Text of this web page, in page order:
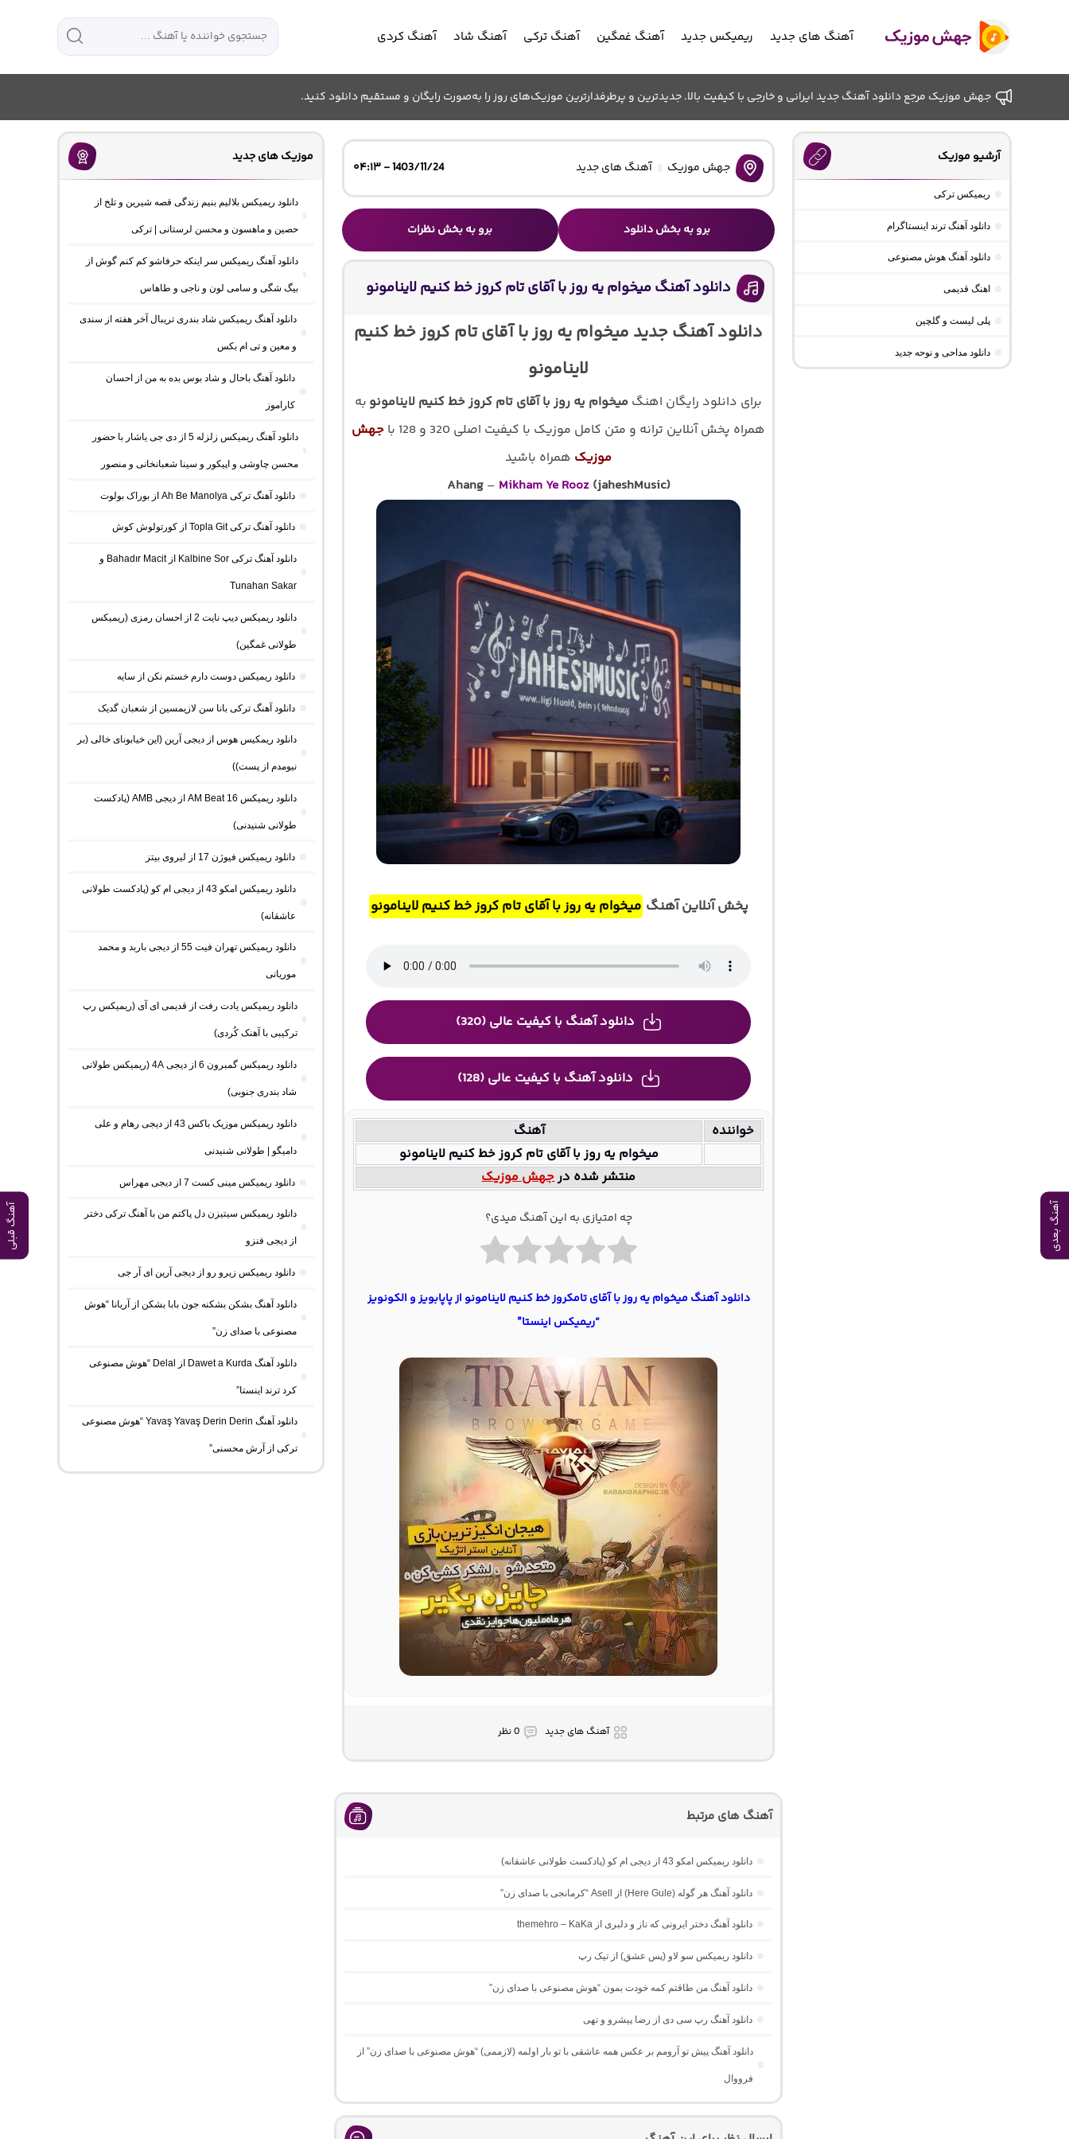
آهنگ بعدی آهنگ قبلی
آهنگ های جدید ریمیکس جدید آهنگ غمگین آهنگ ترکی آهنگ شاد آهنگ کردی
جهش موزیک مرجع دانلود آهنگ جدید ایرانی و خارجی با کیفیت بالا. جدیدترین و پرطرفدارترین موزیک‌های روز را به‌صورت رایگان و مستقیم دانلود کنید.
جهش موزیک آهنگ های جدید 1403/11/24 - ۰۴:۱۳
برو به بخش دانلود برو به بخش نظرات
دانلود آهنگ میخوام یه روز با آقای تام کروز خط کنیم لاینامونو
دانلود آهنگ جدید میخوام یه روز با آقای تام کروز خط کنیم
لاینامونو
برای دانلود رایگان اهنگ میخوام یه روز با آقای تام کروز خط کنیم لاینامونو به
همراه پخش آنلاین ترانه و متن کامل موزیک با کیفیت اصلی 320 و 128 با
جهش
موزیک همراه باشید
Ahang – Mikham Ye Rooz(jaheshMusic)
پخش آنلاین آهنگ میخوام یه روز با آقای تام کروز خط کنیم لاینامونو
دانلود آهنگ با کیفیت عالی (320)
دانلود آهنگ با کیفیت عالی (128)
خواننده
آهنگ
میخوام یه روز با آقای تام کروز خط کنیم لاینامونو
منتشر شده درجهش موزیک
چه امتیازی به این آهنگ میدی؟
دانلود آهنگ میخوام یه روز با آقای تامکروز خط کنیم لاینامونو از پاپابویز و الکونویز
“ریمیکس اینستا”
آهنگ های جدید 0 نظر
آهنگ های مرتبط
دانلود ریمیکس امکو 43 از دیجی ام کو (پادکست طولانی عاشقانه)
دانلود آهنگ هر گوله (Here Gule) از Asell “کرمانجی با صدای زن”
دانلود آهنگ دختر ایرونی که ناز و دلبری از themehro – KaKa
دانلود ریمیکس سو لاو (پس عشق) از تیک رپ
دانلود آهنگ من طاقتم کمه خودت بمون “هوش مصنوعی با صدای زن”
دانلود آهنگ رپ سی دی از رضا پیشرو و تهی
دانلود آهنگ پیش تو آرومم بر عکس همه عاشقی با تو بار اولمه (لازممی) “هوش مصنوعی با صدای زن” از
فرووال
آرشیو موزیک
ریمیکس ترکی
دانلود آهنگ ترند اینستاگرام
دانلود آهنگ هوش مصنوعی
اهنگ قدیمی
پلی لیست و گلچین
دانلود مداحی و نوحه جدید
موزیک های جدید
دانلود ریمیکس بلالیم بنیم زندگی قصه شیرین و تلخ از
حصین و ماهسون و محسن لرستانی | ترکی
دانلود آهنگ ریمیکس سر اینکه حرفاشو کم کنم گوش از
بیگ شگی و سامی لون و ناجی و طاهاس
دانلود آهنگ ریمیکس شاد بندری تریبال آخر هفته از سندی
و معین و تی ام بکس
دانلود آهنگ باحال و شاد بوس بده به من از احسان
کاراموز
دانلود آهنگ ریمیکس زلزله 5 از دی جی یاشار با حضور
محسن چاوشی و اپیکور و سینا شعبانخانی و منصور
دانلود آهنگ ترکی Ah Be Manolya از بوراک بولوت
دانلود آهنگ ترکی Topla Git از کورتولوش کوش
دانلود آهنگ ترکی Kalbine Sor از Bahadır Macit و
Tunahan Sakar
دانلود ریمیکس دیپ نایت 2 از احسان رمزی (ریمیکس
طولانی غمگین)
دانلود ریمیکس دوست دارم خستم نکن از سایه
دانلود آهنگ ترکی بانا سن لازیمسین از شعبان گدیک
دانلود ریمکیس هوس از دیجی آرین (این خیابونای خالی (بر
نیومدم از پست))
دانلود ریمیکس AM Beat 16 از دیجی AMB (پادکست
طولانی شنیدنی)
دانلود ریمیکس فیوژن 17 از لیروی بیتز
دانلود ریمیکس امکو 43 از دیجی ام کو (پادکست طولانی
عاشقانه)
دانلود ریمیکس تهران فیت 55 از دیجی باربد و محمد
موریانی
دانلود ریمیکس یادت رفت از قدیمی ای آی (ریمیکس رپ
ترکیبی با آهنک کُردی)
دانلود ریمیکس گمبرون 6 از دیجی 4A (ریمیکس طولانی
شاد بندری جنوبی)
دانلود ریمیکس موزیک باکس 43 از دیجی رهام و علی
دامیگو | طولانی شنیدنی
دانلود ریمیکس مینی کست 7 از دیجی مهراس
دانلود ریمیکس سیتیزن دل پاکتم من با آهنگ ترکی دختر
از دیجی فنزو
دانلود ریمیکس زیرو رو از دیجی آرین ای آر جی
دانلود آهنگ بشکن بشکنه جون بابا بشکن از آریانا “هوش
مصنوعی با صدای زن”
دانلود آهنگ Dawet a Kurda از Delal “هوش مصنوعی
کرد ترند اینستا”
دانلود آهنگ Yavaş Yavaş Derin Derin “هوش مصنوعی
ترکی از آرش محسنی”